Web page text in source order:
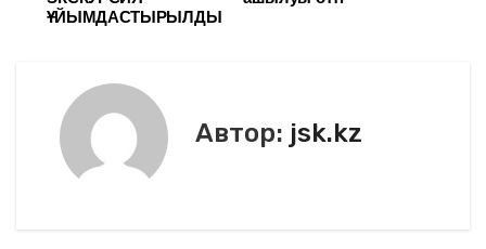
o ть
вҰЙЫМДАСТЫРЫЛДЫ
Автор: jsk.kz